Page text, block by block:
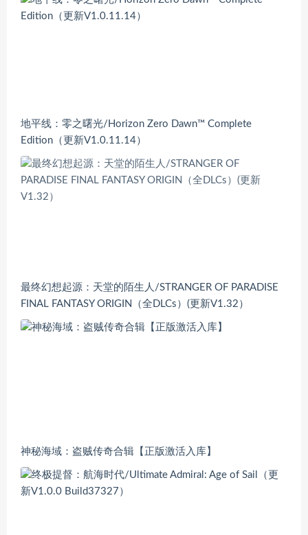
地平线：零之曙光/Horizon Zero Dawn™ Complete
Edition（更新V1.0.11.14）
最终幻想起源：天堂的陌生人/STRANGER OF PARADISE
FINAL FANTASY ORIGIN（全DLCs）(更新V1.32）
神秘海域：盗贼传奇合辑【正版激活入库】